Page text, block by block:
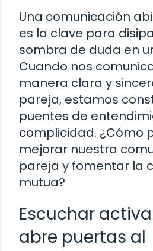
Una comunicación
es la clave para
sombra de duda en
Cuando nos
manera clara y
pareja, estamos
puentes de
complicidad. ¿Cómo
mejorar nuestra
pareja y fomentar la
mutua?
Escuchar
abre puertas al